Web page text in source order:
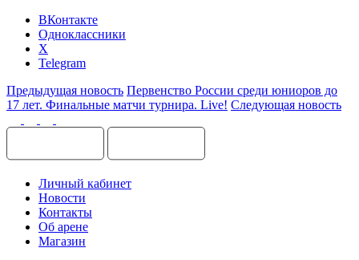
ВКонтакте
Одноклассники
X
Telegram
Предыдущая новость Первенство России среди юниоров до
17 лет. Финальные матчи турнира. Live! Следующая новость
Личный кабинет
Новости
Контакты
Об арене
Магазин